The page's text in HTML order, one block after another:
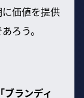
価値を提供
ろう。
ランディ